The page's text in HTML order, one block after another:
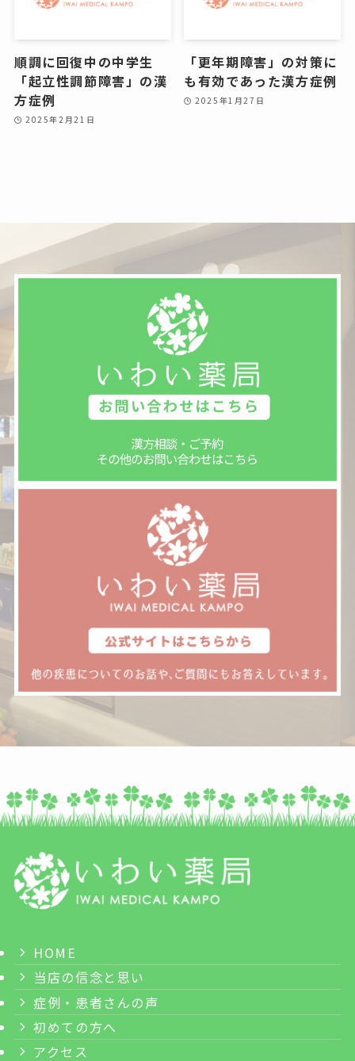
順調に回復中の中学生
「起立性調節障害」の漢
方症例
2025年2月21日
「更年期障害」の対策に
も有効であった漢方症例
2025年1月27日
HOME
当店の信念と思い
症例・患者さんの声
初めての方へ
アクセス